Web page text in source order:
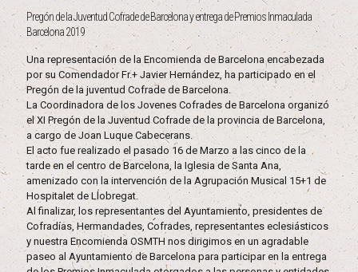
Pregón de la Juventud Cofrade de Barcelona y entrega de Premios lnmaculada
Barcelona 2019
Una representación de la Encomienda de Barcelona encabezada
por su Comendador Fr.+ Javier Hernández, ha participado en el
Pregón de la juventud Cofrade de Barcelona.
La Coordinadora de los Jovenes Cofrades de Barcelona organizó
el XI Pregón de la Juventud Cofrade de la provincia de Barcelona,
a cargo de Joan Luque Cabecerans.
El acto fue realizado el pasado 16 de Marzo a las cinco de la
tarde en el centro de Barcelona, la Iglesia de Santa Ana,
amenizado con la intervención de la Agrupación Musical 15+1 de
Hospitalet de Llobregat.
Al finalizar, los representantes del Ayuntamiento, presidentes de
Cofradías, Hermandades, Cofrades, representantes eclesiásticos
y nuestra Encomienda OSMTH nos dirigimos en un agradable
paseo al Ayuntamiento de Barcelona para participar en la entrega